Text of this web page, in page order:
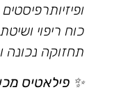
כוח ריפוי
תחזוקה נכונה
✨ פילאטיס